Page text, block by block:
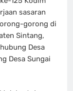
sasaran
gorong di
Sintang,
Desa
Desa Sungai